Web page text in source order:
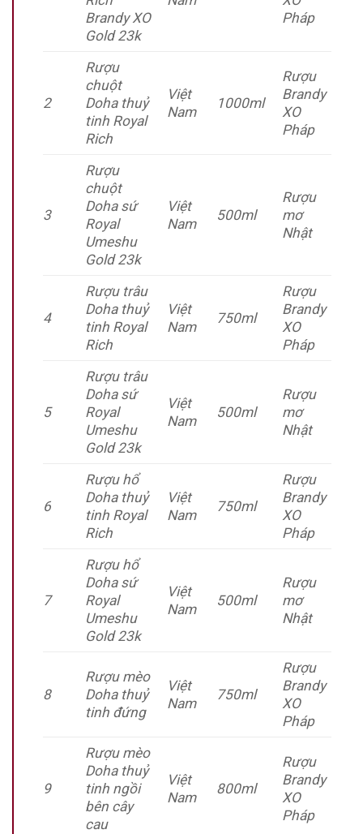
Brandy XO
Gold 23k
Pháp
2
Rượu
chuột
Doha thuỷ
tinh Royal
Rich
Việt
Nam
1000ml
Rượu
Brandy
XO
Pháp
3
Rượu
chuột
Doha sứ
Royal
Umeshu
Gold 23k
Việt
Nam
500ml
Rượu
mơ
Nhật
4
Rượu trâu
Doha thuỷ
tinh Royal
Rich
Việt
Nam
750ml
Rượu
Brandy
XO
Pháp
5
Rượu trâu
Doha sứ
Royal
Umeshu
Gold 23k
Việt
Nam
500ml
Rượu
mơ
Nhật
6
Rượu hổ
Doha thuỷ
tinh Royal
Rich
Việt
Nam
750ml
Rượu
Brandy
XO
Pháp
7
Rượu hổ
Doha sứ
Royal
Umeshu
Gold 23k
Việt
Nam
500ml
Rượu
mơ
Nhật
8
Rượu mèo
Doha thuỷ
tinh đứng
Việt
Nam
750ml
Rượu
Brandy
XO
Pháp
9
Rượu mèo
Doha thuỷ
tinh ngồi
bên cây
cau
Việt
Nam
800ml
Rượu
Brandy
XO
Pháp